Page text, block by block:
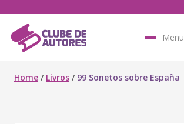
Menu
Home / Livros / 99 Sonetos sobre España